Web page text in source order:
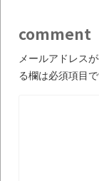
「ム、
に入院中
comment
メールアドレス
る欄は必須項目